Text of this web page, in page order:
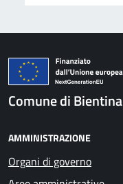
Comune di Bientina
AMMINISTRAZIONE
Organi di governo